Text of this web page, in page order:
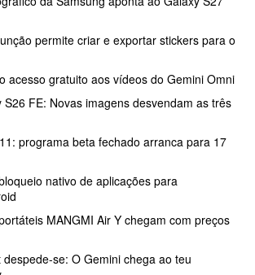
permite criar e exportar stickers para o
acesso gratuito aos vídeos do Gemini Omni
S26 FE: Novas imagens desvendam as três
programa beta fechado arranca para 17
nativo de aplicações para
MANGMI Air Y chegam com preços
se: O Gemini chega ao teu